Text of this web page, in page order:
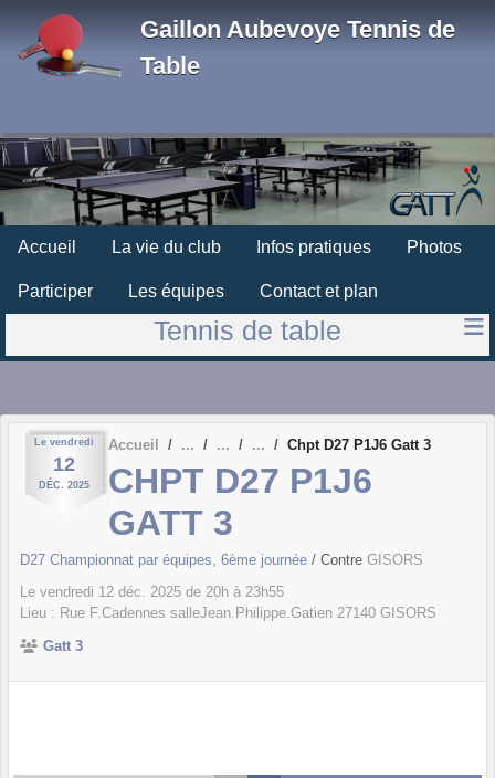
Gaillon Aubevoye Tennis de
Table
Accueil La vie du club Infos pratiques Photos
Participer Les équipes Contact et plan
Tennis de table
Le vendredi
12
DÉC. 2025
Accueil Chpt D27 P1J6 Gatt 3
CHPT D27 P1J6
GATT 3
D27 Championnat par équipes, 6ème journée / Contre GISORS
Le vendredi 12 déc. 2025 de 20h à 23h55
Lieu : Rue F.Cadennes salleJean.Philippe.Gatien 27140 GISORS
Gatt 3
Panneau de gestion des cookies